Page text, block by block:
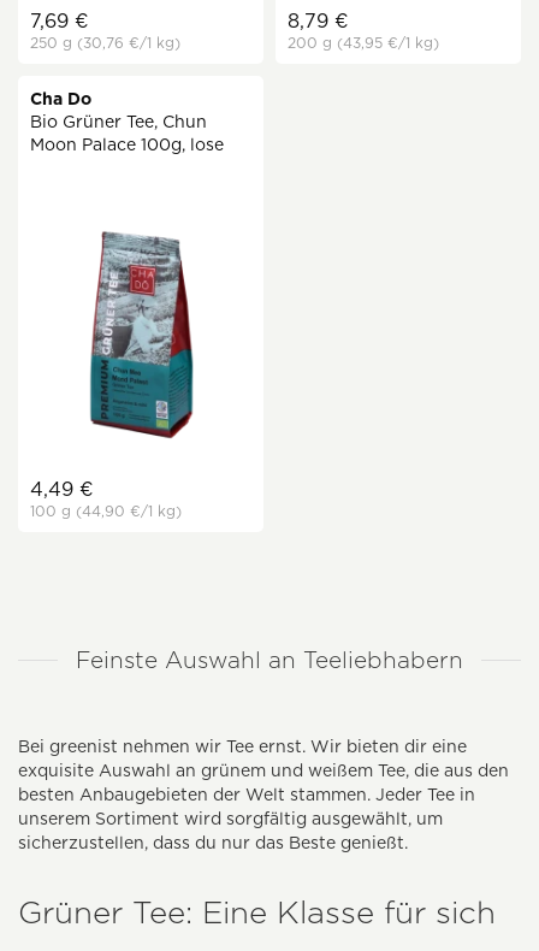
7,69 €
250 g (30,76 €/1 kg)
8,79 €
200 g (43,95 €/1 kg)
Cha Do
Bio Grüner Tee, Chun
Moon Palace 100g, lose
4,49 €
100 g (44,90 €/1 kg)
Feinste Auswahl an Teeliebhabern
Bei greenist nehmen wir Tee ernst. Wir bieten dir eine
exquisite Auswahl an grünem und weißem Tee, die aus den
besten Anbaugebieten der Welt stammen. Jeder Tee in
unserem Sortiment wird sorgfältig ausgewählt, um
sicherzustellen, dass du nur das Beste genießt.
Grüner Tee: Eine Klasse für sich